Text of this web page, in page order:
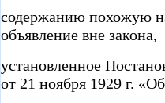
содержанию похожую
объявление вне закона,
установленное
от 21 ноября 1929 г. «Об